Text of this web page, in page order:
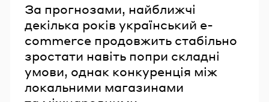
За прогнозами, найближчі
декілька років український e-
commerce продовжить стабільно
зростати навіть попри складні
умови, однак конкуренція між
локальними магазинами